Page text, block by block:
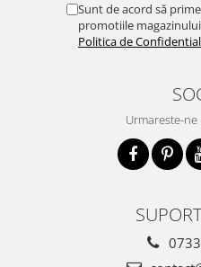
Sunt de acord să
promotiile
Politica de
Urmareste-